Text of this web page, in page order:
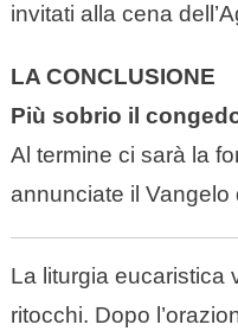
invitati alla cena
LA CONCLUSIONE
Più sobrio il
Al termine ci sarà la
annunciate il Vangelo
​La liturgia eucaristica
ritocchi. Dopo